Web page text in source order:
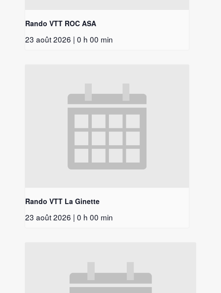
Rando VTT ROC ASA
23 août 2026 | 0 h 00 min
Rando VTT La Ginette
23 août 2026 | 0 h 00 min